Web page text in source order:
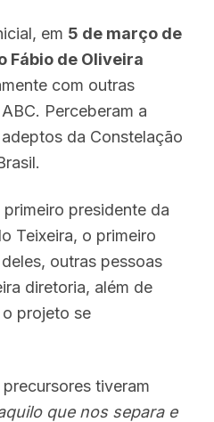
em 5 de março de
Fábio de Oliveira
com outras
Perceberam a
da Constelação
presidente da
Teixeira, o primeiro
outras pessoas
diretoria, além de
projeto se
tiveram
que nos separa e